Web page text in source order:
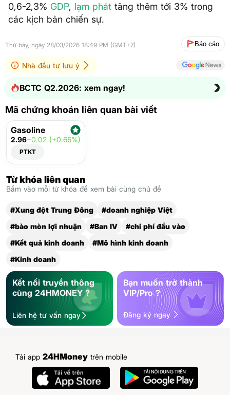
0,6-2,3% GDP, lạm phát tăng thêm tới 3% trong
các kịch bản chiến sự.
Thứ bảy, ngày 28/03/2026 18:49 PM (GMT+7) Báo cáo
Nhà đầu tư lưu ý
BCTC Q2.2026: xem ngay!
Mã chứng khoán liên quan bài viết
Gasoline
2.96+0.02 (+0.66%)
PTKT
Từ khóa liên quan
Bấm vào mỗi từ khóa để xem bài cùng chủ đề
#Xung đột Trung Đông
#doanh nghiệp Việt
#bào mòn lợi nhuận
#Ban IV
#chi phí đầu vào
#Kết quả kinh doanh
#Mô hình kinh doanh
#Kinh doanh
Kết nối truyền thông
cùng 24HMONEY ?
Liên hệ tư vấn ngay
Bạn muốn trở thành
VIP/Pro ?
Đăng ký ngay
Tải app 24HMoney trên mobile